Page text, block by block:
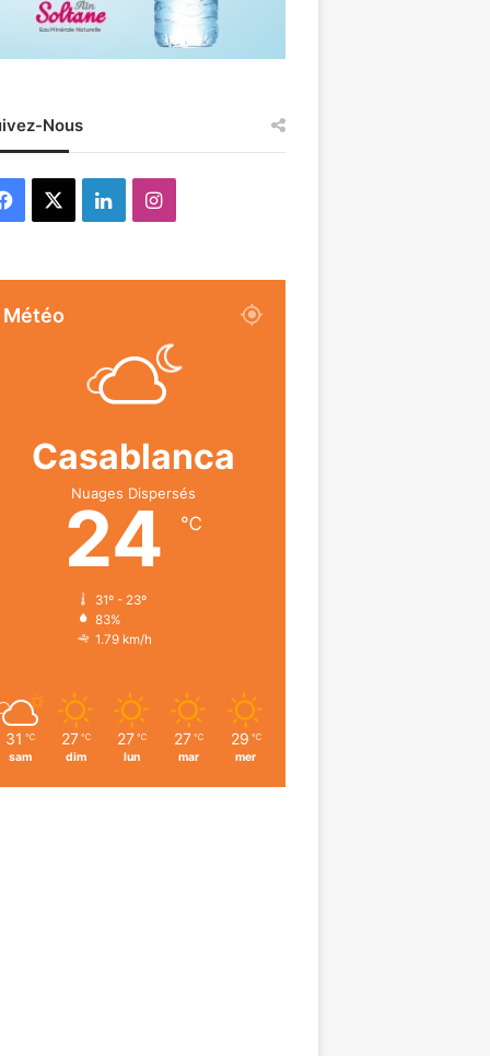
Nous
Facebook LinkedinInstagram
Météo
Casablanca
Nuages Dispersés
24 ℃
31º - 23º
83%
1.79 km/h
31 ℃
sam
27 ℃
dim
27 ℃
lun
27 ℃
mar
29 ℃
mer